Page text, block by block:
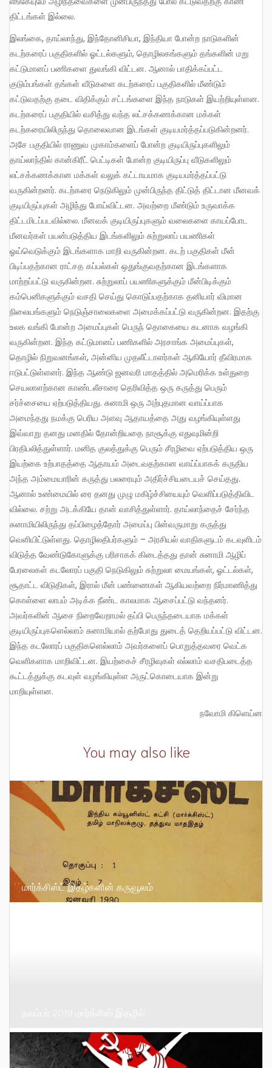
திட்டங்கள் இல்லை.
இலங்கை, தாய்லாந்து, இந்தோனிசியா, இந்தியா போன்ற நாடுகளின்
கடற்கரைப் பகுதிகளில் ஓட்டல்களும், தொழிலகங்களும் தங்களின் மறு
கட்டுமானப் பணிகளை துவங்கி விட்டன. ஆனால் பாதிக்கப்பட்ட
குடும்பங்கள் தங்கள் வீடுகளை கடற்கரைப் பகுதிகளில் மீண்டும்
கட்டுவதற்கு தடை விதிக்கும் சட்டங்களை இந்த நாடுகள் இயற்றியுள்ளன.
கடற்கரைப் பகுதியில் வசித்து வந்த லட்சக்கணக்கான மக்கள்
கடற்கரையிலிருந்து தொலைவான இடங்கள் குடியமர்த்தப்படுகின்றனர்.
அசே பகுதியில் ராணுவ முகாம்களைப் போன்ற குடியிருப்புகளிலும்
தாய்லாந்தில் கான்கிரீட் பெட்டிகள் போன்ற குடியிருப்பு வீடுகளிலும்
லட்சக்கணக்கான மக்கள் வலுக் கட்டாயமாக குடியமர்த்தப்பட்டு
வருகின்றனர். கடற்கரை நெடுகிலும் முன்பிருந்த திட்டுத் திட்டான மீனவக்
குடியிருப்புகள் அழிந்து போய்விட்டன. அவற்றை மீண்டும் உருவாக்க
திட்டமிடப்படவில்லை. மீனவக் குடியிருப்புகளும் வலைகளை காயப்போட
மீனவர்கள் பயன்படுத்திய இடங்களிலும் சுற்றுலாப் பயணிகள்
ஓய்வெடுக்கும் இடங்களாக மாறி வருகின்றன. கடற் பகுதிகள் மீன்
பிடிப்பதற்கான ராட்சத கப்பல்கள் ஒதுங்குவதற்கான இடங்களாக
மாற்றப்பட்டு வருகின்றன. சுற்றுலாப் பயணிகளுக்கும் மீன்பிடிக்கும்
கம்பெனிகளுக்கும் வசதி செய்து கொடுப்பதற்காக தனியார் விமான
நிலையங்களும் நெடுஞ்சாலைகளை அமைக்கப்பட்டு வருகின்றன. இதற்கு
உலக வங்கி போன்ற அமைப்புகள் பெருந் தொகையை கடனாக வழங்கி
வருகின்றன. இந்த கட்டுமானப் பணிகளில் அரசாங்க அமைப்புகள்,
தொழில் நிறுவனங்கள், அன்னிய முதலீட்டாளர்கள் ஆகியோர் தீவிரமாக
ஈடுபட்டுள்ளனர். இந்த ஆண்டு ஜனவரி மாதத்தில் அமெரிக்க உள்துறை
செயலாளற்கான காண்டலீசாரை தெரிவித்த ஒரு கருத்து பெரும்
சர்ச்சையை ஏற்படுத்தியது. சுனாமி ஒரு அற்புதமான வாய்ப்பாக
அமைந்தது நமக்கு பெரிய அளவு ஆதாயத்தை அது வழங்கியுள்ளது
இவ்வாறு தனது மனதில் தோன்றியதை நாசூக்கு எதுவுமின்றி
பிரதிபலித்துள்ளார். மனித குலத்துக்கு பெரும் சீரழிவை ஏற்படுத்திய ஒரு
இயற்கை உற்பாதத்தை ஆதாயம் அடைவதற்கான வாய்ப்பாகக் கருதிய
அந்த அம்மையாரின் கருத்து பலரையும் அதிர்ச்சியடையச் செய்தது.
ஆனால் உண்மையில் ரை தனது முழு மகிழ்ச்சியையும் வெளிப்படுத்திவிட
வில்லை. சற்று அடக்கியே தான் வாசித்துள்ளார். தாய்லாந்தைச் சேர்ந்த
சுனாமியிலிருந்து தப்பிழைத்தோர் அமைப்பு பின்வருமாறு கருத்து
வெளியிட்டுள்ளது. தொழிலதிபர்களும் – அரசியல் வாதிகளுடம் கடவுளிடம்
விடுத்த வேண்டுகோளுக்கு பரிசாகக் கிடைத்தது தான் சுனாமி ஆழிப்
பேரலைகள் கடலோரப் பகுதி நெடுகிலும் சுற்றுலா மையங்கள், ஓட்டல்கள்,
சூதாட்ட விடுதிகள், இரால் மீன் பண்ணைகள் ஆகியவற்றை நிர்மாணித்து
கொள்ளை லாபம் அடிக்க நீண்ட காலமாக ஆசைப்பட்டு வந்தனர்.
அவர்களின் ஆசை நிறைவேறாமல் தப்பி பெருந்தடையாக மக்கள்
குடியிருப்புகளெல்லாம் சுனாமியால் தற்போது துடைத் தெறியப்பட்டு விட்டன.
இந்த கடலோரப் பகுதிகளெல்லாம் அவர்களைப் பொறுத்தவரை வெட்க
வெளிகளாக மாறிவிட்டன. இயற்கைச் சீரழிவுகள் எல்லாம் வசதிபடைத்த
கூட்டத்துக்கு கடவுள் வழங்கியுள்ள அருட்கொடையாக இன்று
மாறியுள்ளன.
நவோமி கிளெய்ன
You may also like
மார்க்சிஸ்ட் இதழ்களின் கருவூலம்